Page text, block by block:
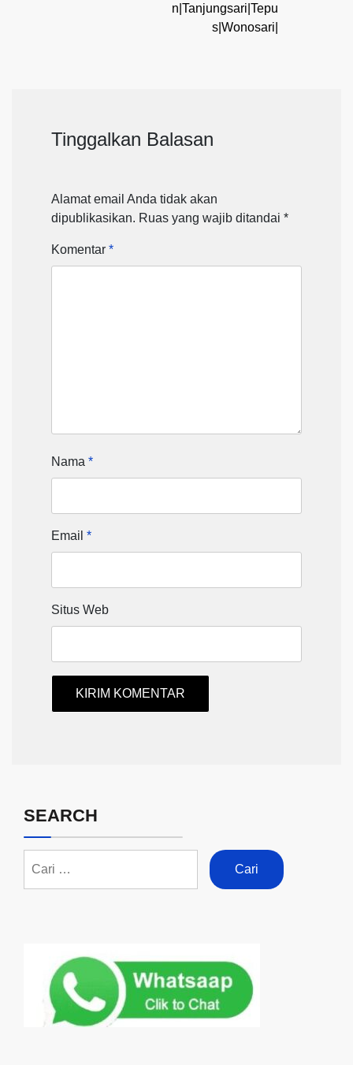
n|Tanjungsari|Tepu
s|Wonosari|
Tinggalkan Balasan
Alamat email Anda tidak akan
dipublikasikan. Ruas yang wajib ditandai *
Komentar *
Nama *
Email *
Situs Web
SEARCH